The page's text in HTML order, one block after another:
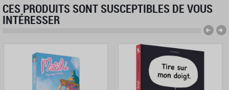
CES PRODUITS SONT SUSCEPTIBLES DE VOUS
INTÉRESSER